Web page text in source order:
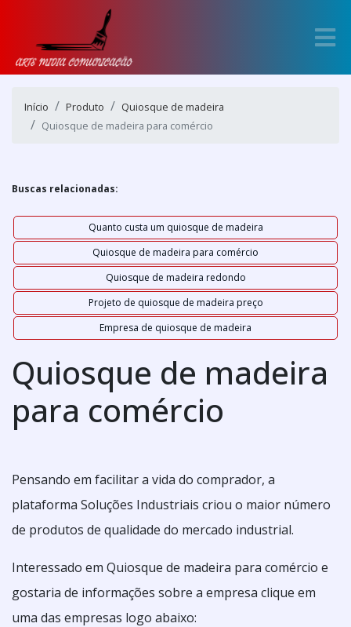
Início Produto
Quiosque de madeira
Quiosque de madeira para comércio
Buscas relacionadas:
Quanto custa um quiosque de madeira
Quiosque de madeira para comércio
Quiosque de madeira redondo
Projeto de quiosque de madeira preço
Empresa de quiosque de madeira
Quiosque de madeira
para comércio
Pensando em facilitar a vida do comprador, a
plataforma Soluções Industriais criou o maior número
de produtos de qualidade do mercado industrial.
Interessado em Quiosque de madeira para comércio e
gostaria de informações sobre a empresa clique em
uma das empresas logo abaixo: